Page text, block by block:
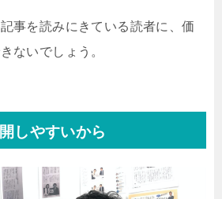
事を読みにきている読者に、価
ないでしょう。
しやすいから